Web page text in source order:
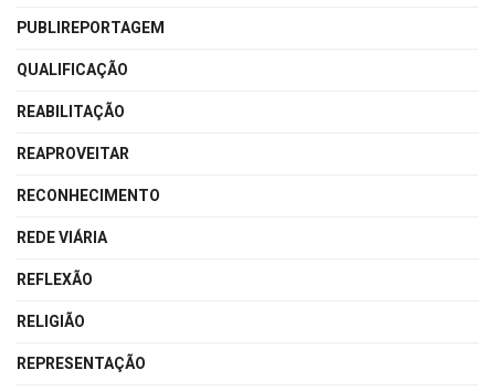
PUBLIREPORTAGEM
QUALIFICAÇÃO
REABILITAÇÃO
REAPROVEITAR
RECONHECIMENTO
REDE VIÁRIA
REFLEXÃO
RELIGIÃO
REPRESENTAÇÃO